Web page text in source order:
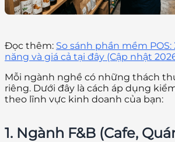
Đọc thêm: So sánh phần mềm
năng và giá cả tại đây (Cập nhật
Mỗi ngành nghề có những thách
riêng. Dưới đây là cách áp dụng
theo lĩnh vực kinh doanh của bạn:
1. Ngành F&B (Cafe,